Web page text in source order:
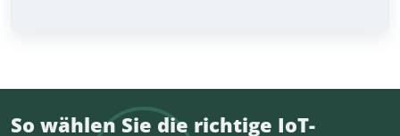
So wählen Sie die richtige IoT-